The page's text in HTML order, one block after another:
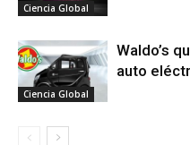
Ciencia Global
Ciencia Global
Waldo’s
auto